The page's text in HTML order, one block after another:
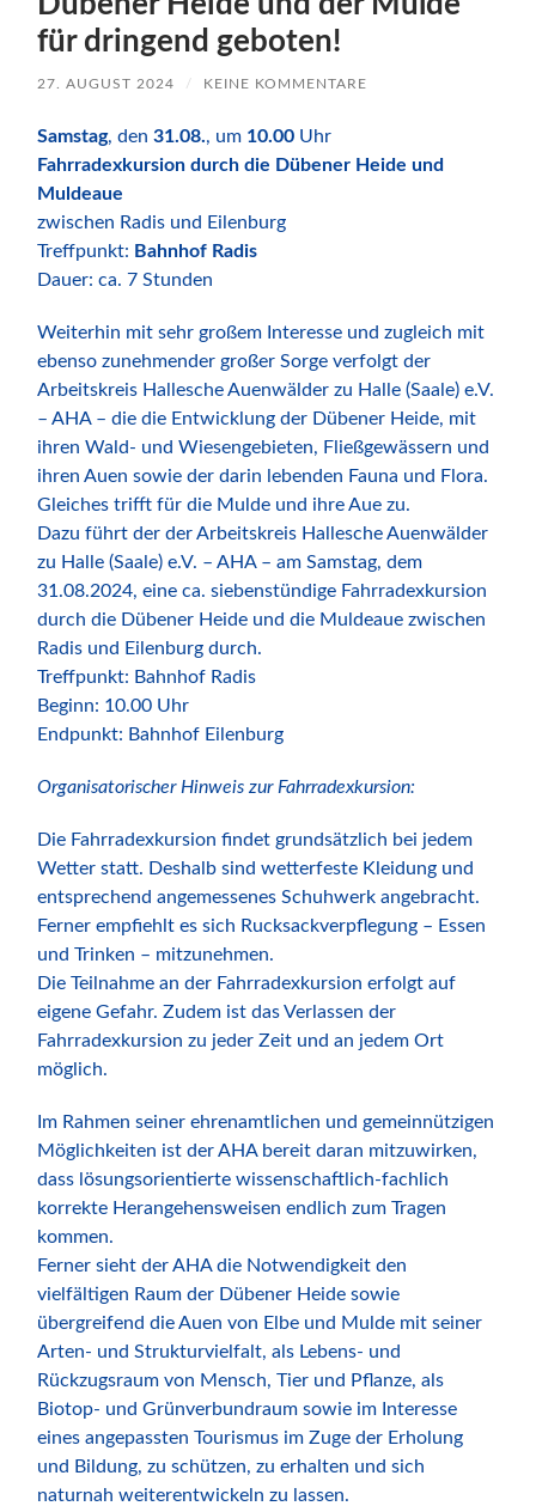
für dringend geboten!
27. AUGUST 2024 / KEINE KOMMENTARE
Samstag, den31.08., um 10.00 Uhr
Fahrradexkursion durch die Dübener Heide und
Muldeaue
zwischen Radis und Eilenburg
Treffpunkt: Bahnhof Radis
Dauer: ca. 7 Stunden
Weiterhin mit sehr großem Interesse und zugleich mit
ebenso zunehmender großer Sorge verfolgt der
Arbeitskreis Hallesche Auenwälder zu Halle (Saale) e.V.
– AHA – die die Entwicklung der Dübener Heide, mit
ihren Wald- und Wiesengebieten, Fließgewässern und
ihren Auen sowie der darin lebenden Fauna und Flora.
Gleiches trifft für die Mulde und ihre Aue zu.
Dazu führt der der Arbeitskreis Hallesche Auenwälder
zu Halle (Saale) e.V. – AHA – am Samstag, dem
31.08.2024, eine ca. siebenstündige Fahrradexkursion
durch die Dübener Heide und die Muldeaue zwischen
Radis und Eilenburg durch.
Treffpunkt: Bahnhof Radis
Beginn: 10.00 Uhr
Endpunkt: Bahnhof Eilenburg
Organisatorischer Hinweis zur Fahrradexkursion:
Die Fahrradexkursion findet grundsätzlich bei jedem
Wetter statt. Deshalb sind wetterfeste Kleidung und
entsprechend angemessenes Schuhwerk angebracht.
Ferner empfiehlt es sich Rucksackverpflegung – Essen
und Trinken – mitzunehmen.
Die Teilnahme an der Fahrradexkursion erfolgt auf
eigene Gefahr. Zudem ist das Verlassen der
Fahrradexkursion zu jeder Zeit und an jedem Ort
möglich.
Im Rahmen seiner ehrenamtlichen und gemeinnützigen
Möglichkeiten ist der AHA bereit daran mitzuwirken,
dass lösungsorientierte wissenschaftlich-fachlich
korrekte Herangehensweisen endlich zum Tragen
kommen.
Ferner sieht der AHA die Notwendigkeit den
vielfältigen Raum der Dübener Heide sowie
übergreifend die Auen von Elbe und Mulde mit seiner
Arten- und Strukturvielfalt, als Lebens- und
Rückzugsraum von Mensch, Tier und Pflanze, als
Biotop- und Grünverbundraum sowie im Interesse
eines angepassten Tourismus im Zuge der Erholung
und Bildung, zu schützen, zu erhalten und sich
naturnah weiterentwickeln zu lassen.